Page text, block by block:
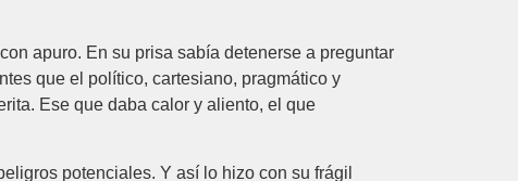
apuro. En su prisa sabía detenerse a preguntar
que el político, cartesiano, pragmático y
Ese que daba calor y aliento, el que
potenciales. Y así lo hizo con su frágil